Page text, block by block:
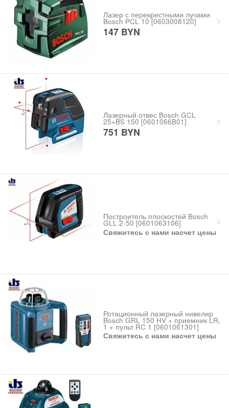
Лазер с перекрестными лучами
Bosch PCL 10 [0603008120]
147 BYN
Лазерный отвес Bosch GCL
25+BS 150 [0601066B01]
751 BYN
Построитель плоскостей Bosch
GLL 2-50 [0601063106]
Свяжитесь с нами насчет цены
Ротационный лазерный нивелир
Bosch GRL 150 HV + приемник LR
1 + пульт RC 1 [0601061301]
Свяжитесь с нами насчет цены